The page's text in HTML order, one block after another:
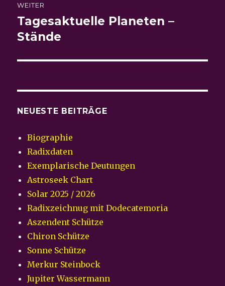
WEITER
Nächster
Beitrag:
Tagesaktuelle Planeten –
Stände
NEUESTE BEITRÄGE
Biographie
Radixdaten
Exemplarische Deutungen
Astroseek Chart
Solar 2025 / 2026
Radixzeichnug mit Dodecatemoria
Aszendent Schütze
Chiron Schütze
Sonne Schütze
Merkur Steinbock
Jupiter Wassermann